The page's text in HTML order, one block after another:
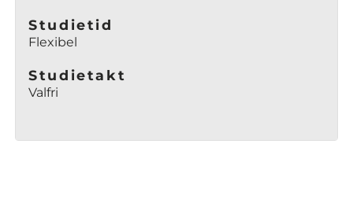
Studietid
Flexibel
Studietakt
Valfri